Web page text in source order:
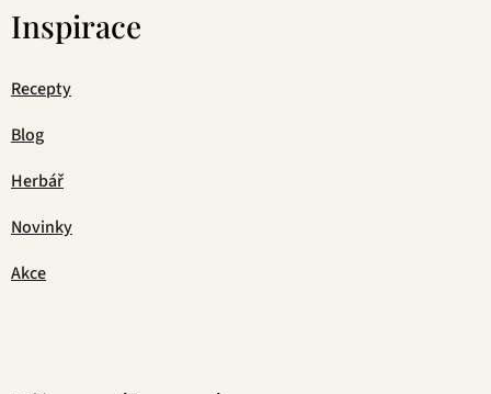
Inspirace
Recepty
Blog
Herbář
Novinky
Akce